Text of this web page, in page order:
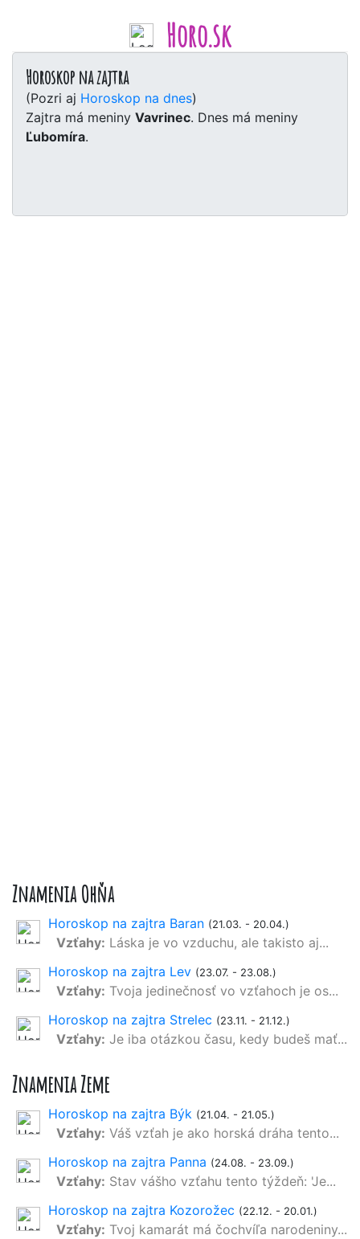
Horo.sk
Horoskop na zajtra
(Pozri aj Horoskop na dnes)
Zajtra má meniny Vavrinec. Dnes má meniny
Ľubomíra.
Znamenia Ohňa
Horoskop na zajtra Baran (21.03. - 20.04.)
Vzťahy: Láska je vo vzduchu, ale takisto aj...
Horoskop na zajtra Lev (23.07. - 23.08.)
Vzťahy: Tvoja jedinečnosť vo vzťahoch je os...
Horoskop na zajtra Strelec (23.11. - 21.12.)
Vzťahy: Je iba otázkou času, kedy budeš mať...
Znamenia Zeme
Horoskop na zajtra Býk (21.04. - 21.05.)
Vzťahy: Váš vzťah je ako horská dráha tento...
Horoskop na zajtra Panna (24.08. - 23.09.)
Vzťahy: Stav vášho vzťahu tento týždeň: 'Je...
Horoskop na zajtra Kozorožec (22.12. - 20.01.)
Vzťahy: Tvoj kamarát má čochvíľa narodeniny...